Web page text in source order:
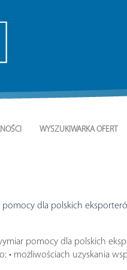
WYSZUKIWARKA OFERT
pomocy dla polskich
• możliwościach uzyskania